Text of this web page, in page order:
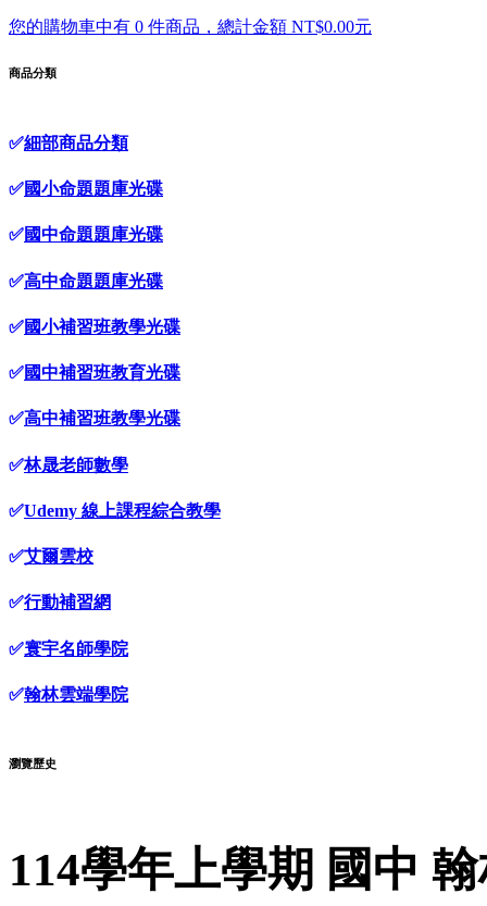
您的購物車中有 0 件商品，總計金額 NT$0.00元
商品分類
✅細部商品分類
✅國小命題題庫光碟
✅國中命題題庫光碟
✅高中命題題庫光碟
✅國小補習班教學光碟
✅國中補習班教育光碟
✅高中補習班教學光碟
✅林晟老師數學
✅Udemy 線上課程綜合教學
✅艾爾雲校
✅行動補習網
✅寰宇名師學院
✅翰林雲端學院
瀏覽歷史
114學年上學期 國中